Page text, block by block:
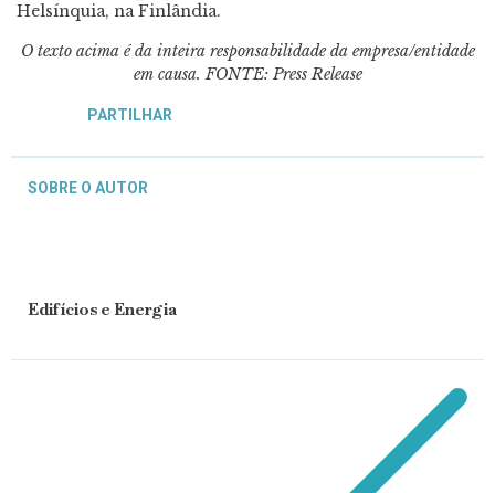
Helsínquia, na Finlândia.
O texto acima é da inteira responsabilidade da empresa/entidade
em causa.FONTE: Press Release
PARTILHAR
SOBRE O AUTOR
Edifícios e Energia